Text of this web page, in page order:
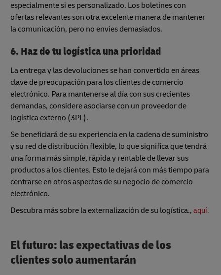
especialmente si es personalizado. Los boletines con
ofertas relevantes son otra excelente manera de mantener
la comunicación, pero no envíes demasiados.
6. Haz de tu logística una prioridad
La entrega y las devoluciones se han convertido en áreas
clave de preocupación para los clientes de comercio
electrónico. Para mantenerse al día con sus crecientes
demandas, considere asociarse con un proveedor de
logística externo (3PL).
Se beneficiará de su experiencia en la cadena de suministro
y su red de distribución flexible, lo que significa que tendrá
una forma más simple, rápida y rentable de llevar sus
productos a los clientes. Esto le dejará con más tiempo para
centrarse en otros aspectos de su negocio de comercio
electrónico.
Descubra más sobre la externalización de su logística., aquí.
El futuro: las expectativas de los
clientes solo aumentarán